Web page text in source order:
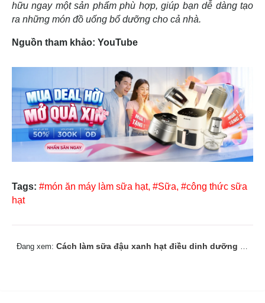
hữu ngay một sản phẩm phù hợp, giúp bạn dễ dàng tạo
ra những món đồ uống bổ dưỡng cho cả nhà.
Nguồn tham khảo: YouTube
Tags: #món ăn máy làm sữa hạt, #Sữa, #công thức sữa
hạt
Đang xem: Cách làm sữa đậu xanh hạt điều dinh dưỡng cho cả gia đình